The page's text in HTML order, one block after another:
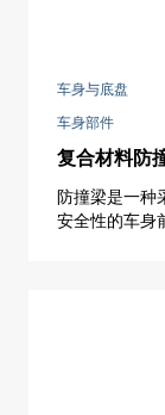
车身与底盘
车身部件
复合材料防
防撞梁是一种
安全性的车身